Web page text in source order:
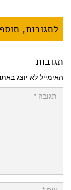
לתגובות,
תגובות
האימייל לא יוצג